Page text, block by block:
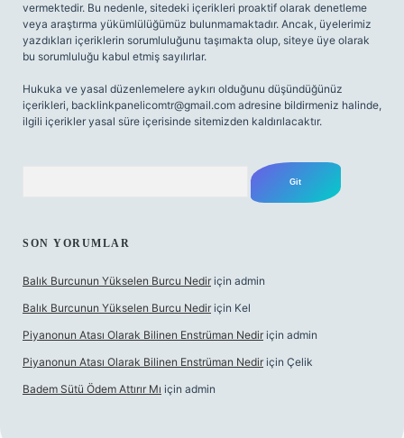
vermektedir. Bu nedenle, sitedeki içerikleri proaktif olarak denetleme
veya araştırma yükümlülüğümüz bulunmamaktadır. Ancak, üyelerimiz
yazdıkları içeriklerin sorumluluğunu taşımakta olup, siteye üye olarak
bu sorumluluğu kabul etmiş sayılırlar.
Hukuka ve yasal düzenlemelere aykırı olduğunu düşündüğünüz
içerikleri, backlinkpanelicomtr@gmail.com adresine bildirmeniz halinde,
ilgili içerikler yasal süre içerisinde sitemizden kaldırılacaktır.
SON YORUMLAR
Balık Burcunun Yükselen Burcu Nedir için admin
Balık Burcunun Yükselen Burcu Nedir için Kel
Piyanonun Atası Olarak Bilinen Enstrüman Nedir için admin
Piyanonun Atası Olarak Bilinen Enstrüman Nedir için Çelik
Badem Sütü Ödem Attırır Mı için admin